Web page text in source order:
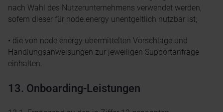
nach Wahl des Nutzerunternehmens verwendet werden,
sofern dieser für node.energy unentgeltlich nutzbar ist;
• die von node.energy übermittelten Vorschläge und
Handlungsanweisungen zur jeweiligen Supportanfrage
einhalten.
13. Onboarding-Leistungen